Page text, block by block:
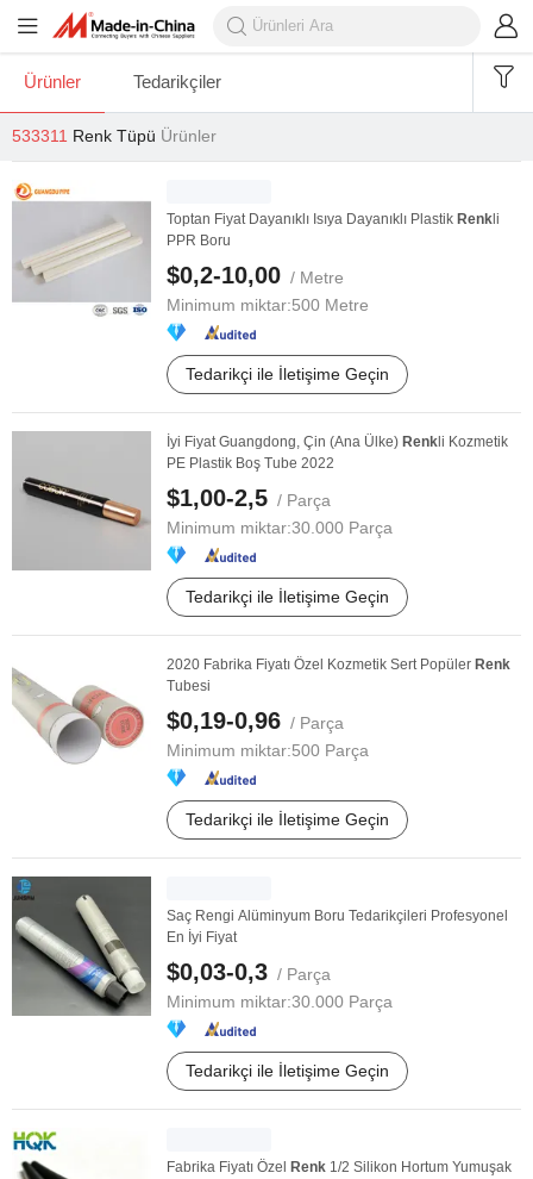
Ürünler Tedarikçiler
533311 Renk Tüpü Ürünler
Toptan Fiyat Dayanıklı Isıya Dayanıklı Plastik Renk li
PPR Boru
$0,2-10,00 / Metre
Minimum miktar:500 Metre
Tedarikçi ile İletişime Geçin
İyi Fiyat Guangdong, Çin (Ana Ülke) Renk li Kozmetik
PE Plastik Boş Tube 2022
$1,00-2,5 / Parça
Minimum miktar:30.000 Parça
Tedarikçi ile İletişime Geçin
2020 Fabrika Fiyatı Özel Kozmetik Sert Popüler Renk
Tubesi
$0,19-0,96 / Parça
Minimum miktar:500 Parça
Tedarikçi ile İletişime Geçin
Saç Rengi Alüminyum Boru Tedarikçileri Profesyonel
En İyi Fiyat
$0,03-0,3 / Parça
Minimum miktar:30.000 Parça
Tedarikçi ile İletişime Geçin
Fabrika Fiyatı Özel Renk 1/2 Silikon Hortum Yumuşak